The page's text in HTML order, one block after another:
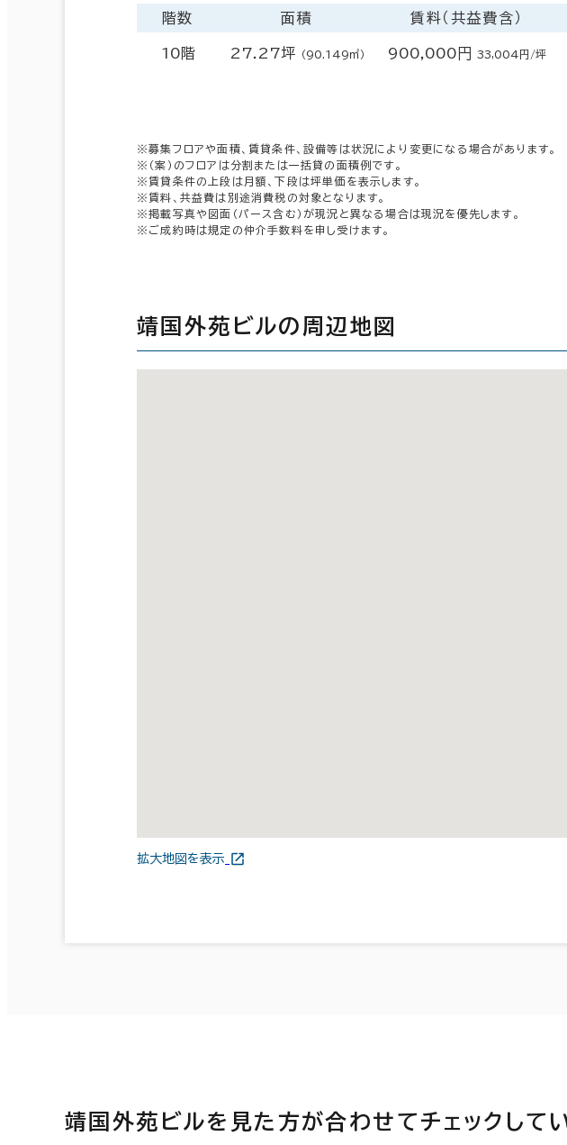
階数 面積 賃料（共益費含）
10階 27.27坪 （90.149㎡） 900,000円 33,004円/坪
※募集フロアや面積、賃貸条件、設備等は状況により変更になる場合があります。
※（案）のフロアは分割または一括貸の面積例です。
※賃貸条件の上段は月額、下段は坪単価を表示します。
※賃料、共益費は別途消費税の対象となります。
※掲載写真や図面（パース含む）が現況と異なる場合は現況を優先します。
※ご成約時は規定の仲介手数料を申し受けます。
靖国外苑ビルの周辺地図
拡大地図を表示
靖国外苑ビルを見た方が合わせてチェックして